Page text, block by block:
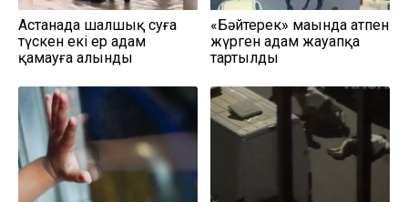
Астанада шалшық суға
түскен екі ер адам
қамауға алынды
«Бәйтерек» маңында атпен
жүрген адам жауапқа
тартылды